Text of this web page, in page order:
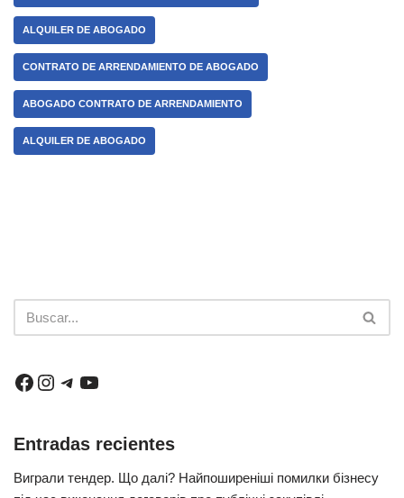
ALQUILER DE ABOGADO
CONTRATO DE ARRENDAMIENTO DE ABOGADO
ABOGADO CONTRATO DE ARRENDAMIENTO
ALQUILER DE ABOGADO
Entradas recientes
Виграли тендер. Що далі? Найпоширеніші помилки бізнесу